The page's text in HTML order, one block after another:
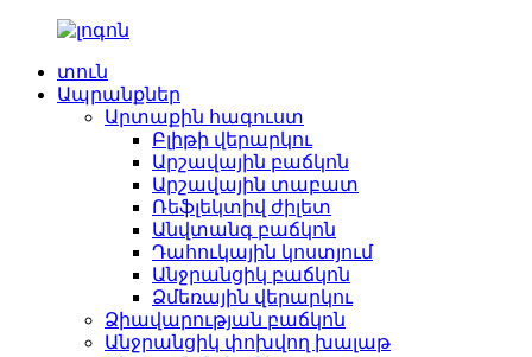
տուն
Ապրանքներ
Արտաքին հագուստ
Բլիթի վերարկու
Արշավային բաճկոն
Արշավային տաբատ
Ռեֆլեկտիվ ժիլետ
Անվտանգ բաճկոն
Դահուկային կոստյում
Անջրանցիկ բաճկոն
Ձմեռային վերարկու
Ձիավարության բաճկոն
Անջրանցիկ փոխվող խալաթ